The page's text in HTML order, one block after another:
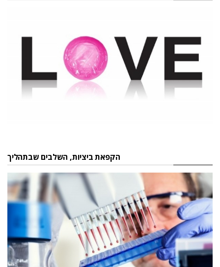
הקפאת ביציות, השלבים שבתהליך